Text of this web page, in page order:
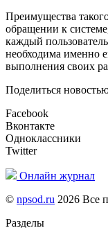
Преимущества
обращении к
каждый
необходима именно
выполнения своих
Поделиться
Facebook
Вконтакте
Одноклассники
Twitter
Онлайн журнал
© npsod.ru 2026 Все
Разделы